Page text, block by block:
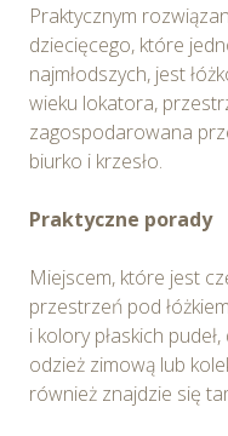
Praktycznym
dziecięcego, które
najmłodszych, jest
wieku lokatora,
zagospodarowana
biurko i krzesło.
Praktyczne porady
Miejscem, które jest
przestrzeń pod
i kolory płaskich
odzież zimową lub
również znajdzie się